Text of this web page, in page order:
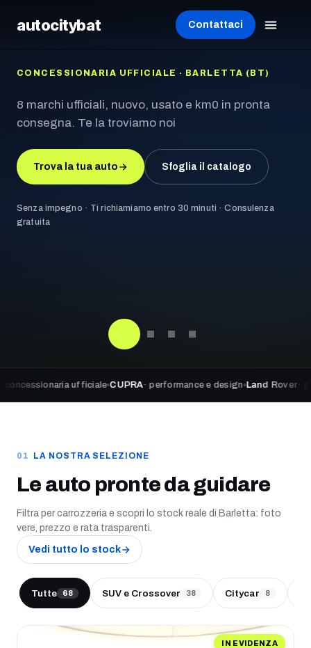
autocitybat Contattaci
CONCESSIONARIA UFFICIALE · BARLETTA (BT)
8 marchi ufficiali, nuovo, usato e km0 in pronta
consegna. Te la troviamo noi
Trova la tua auto Sfoglia il catalogo
Senza impegno · Ti richiamiamo entro 30 minuti · Consulenza
gratuita
ufficiale CUPRA· performance e design Land Rover· go beyond
LA NOSTRA SELEZIONE
Le auto pronte da guidare
Filtra per carrozzeria e scopri lo stock reale di Barletta: foto
vere, prezzo e rata trasparenti.
Vedi tutto lo stock
Tutte 68 SUV e Crossover 38 Citycar 8
IN EVIDENZA